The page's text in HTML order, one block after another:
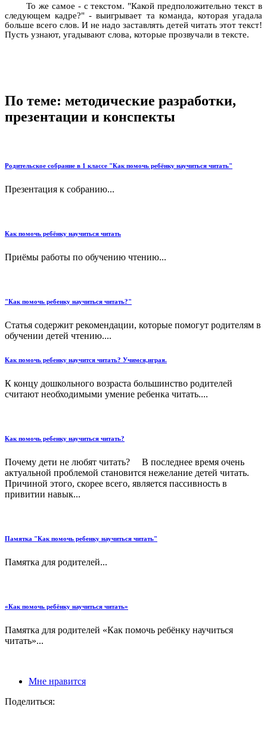
То же самое - с текстом. "Какой предположительно текст в
следующем кадре?" - выигрывает та команда, которая угадала
больше всего слов. И не надо заставлять детей читать этот текст!
Пусть узнают, угадывают слова, которые прозвучали в тексте.
По теме: методические разработки,
презентации и конспекты
Родительское собрание в 1 классе "Как помочь ребёнку научиться читать"
Презентация к собранию...
Как помочь ребёнку научиться читать
Приёмы работы по обучению чтению...
"Как помочь ребенку научиться читать?"
Статья содержит рекомендации, которые помогут родителям в
обучении детей чтению....
Как помочь ребенку научится читать? Учимся,играя.
К концу дошкольного возраста большинство родителей
считают необходимыми умение ребенка читать....
Как помочь ребенку научиться читать?
Почему дети не любят читать? В последнее время очень
актуальной проблемой становится нежелание детей читать.
Причиной этого, скорее всего, является пассивность в
привитии навык...
Памятка "Как помочь ребенку научиться читать"
Памятка для родителей...
«Как помочь ребёнку научиться читать»
Памятка для родителей «Как помочь ребёнку научиться
читать»...
Мне нравится
Поделиться: